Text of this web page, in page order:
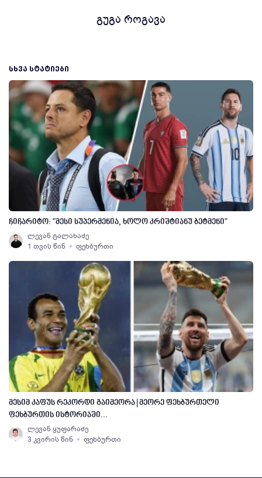
გუგა როგავა
ᲡᲮᲕᲐ ᲡᲢᲐᲢᲘᲔᲑᲘ
ჩიჩარიტო: "მესი სუპერმენია, ხოლო კრიშტიანუ ბეტმენი"
ლევან ტალახაძე
1 თვის წინ
ფეხბურთი
მესიმ კაფუს რეკორდი გაიმეორა | მეორე ფეხბურთელი
ფეხბურთის ისტორიაში...
ლევან ყუფარაძე
3 კვირის წინ
ფეხბურთი